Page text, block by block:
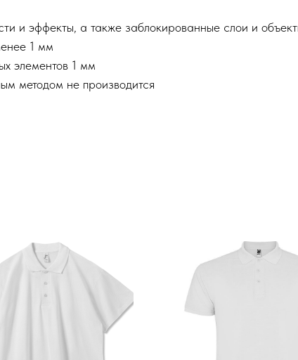
и эффекты, а также заблокированные слои и
1 мм
элементов 1 мм
методом не производится